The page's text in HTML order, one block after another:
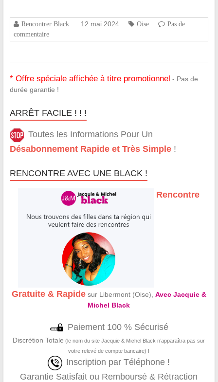
Rencontrer Black 12 mai 2024 Oise
Pas de
commentaire
* Offre spéciale affichée à titre promotionnel - Pas de
durée garantie !
ARRÊT FACILE ! ! !
Toutes les Informations Pour Un
Désabonnement Rapide et Très Simple!
RENCONTRE AVEC UNE BLACK !
Rencontre
Gratuite & Rapidesur Libermont (Oise), Avec Jacquie &
Michel Black
Paiement 100 % Sécurisé
Discrétion Totale (le nom du site Jacquie & Michel Black n’apparaîtra pas sur
votre relevé de compte bancaire) !
Inscription par Téléphone !
Garantie Satisfait ou Remboursé & Rétraction